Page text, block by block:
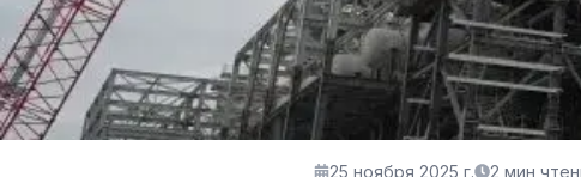
25 ноября 2025 г. 2 мин